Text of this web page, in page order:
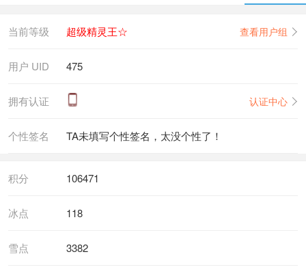
当前等级 超级精灵王☆ 查看用户组
用户 UID 475
拥有认证 认证中心
个性签名 TA未填写个性签名，太没个性了！
积分 106471
冰点 118
雪点 3382